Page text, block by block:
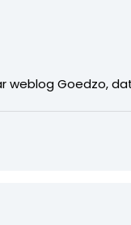
weblog Goedzo,